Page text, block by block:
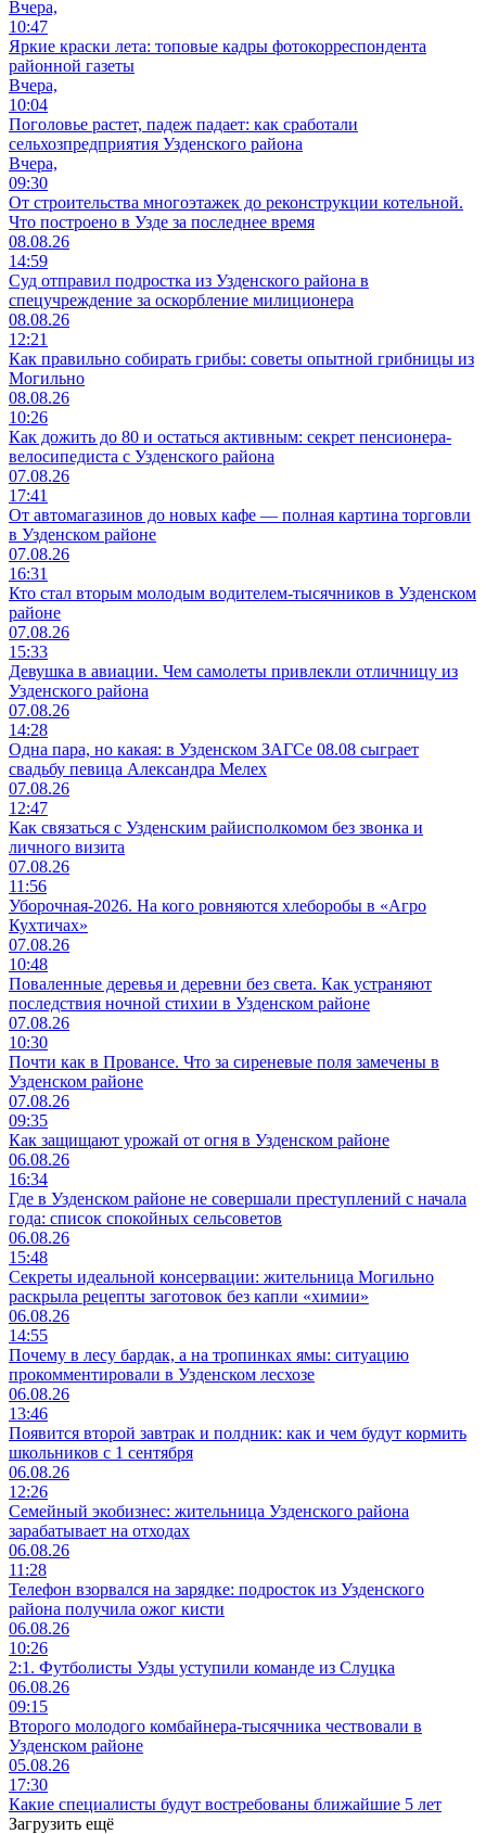
Вчера,
10:47
Яркие краски лета: топовые кадры фотокорреспондента
районной газеты
Вчера,
10:04
Поголовье растет, падеж падает: как сработали
сельхозпредприятия Узденского района
Вчера,
09:30
От строительства многоэтажек до реконструкции котельной.
Что построено в Узде за последнее время
08.08.26
14:59
Суд отправил подростка из Узденского района в
спецучреждение за оскорбление милиционера
08.08.26
12:21
Как правильно собирать грибы: советы опытной грибницы из
Могильно
08.08.26
10:26
Как дожить до 80 и остаться активным: секрет пенсионера-
велосипедиста с Узденского района
07.08.26
17:41
От автомагазинов до новых кафе — полная картина торговли
в Узденском районе
07.08.26
16:31
Кто стал вторым молодым водителем-тысячников в Узденском
районе
07.08.26
15:33
Девушка в авиации. Чем самолеты привлекли отличницу из
Узденского района
07.08.26
14:28
Одна пара, но какая: в Узденском ЗАГСе 08.08 сыграет
свадьбу певица Александра Мелех
07.08.26
12:47
Как связаться с Узденским райисполкомом без звонка и
личного визита
07.08.26
11:56
Уборочная-2026. На кого ровняются хлеборобы в «Агро
Кухтичах»
07.08.26
10:48
Поваленные деревья и деревни без света. Как устраняют
последствия ночной стихии в Узденском районе
07.08.26
10:30
Почти как в Провансе. Что за сиреневые поля замечены в
Узденском районе
07.08.26
09:35
Как защищают урожай от огня в Узденском районе
06.08.26
16:34
Где в Узденском районе не совершали преступлений с начала
года: список спокойных сельсоветов
06.08.26
15:48
Секреты идеальной консервации: жительница Могильно
раскрыла рецепты заготовок без капли «химии»
06.08.26
14:55
Почему в лесу бардак, а на тропинках ямы: ситуацию
прокомментировали в Узденском лесхозе
06.08.26
13:46
Появится второй завтрак и полдник: как и чем будут кормить
школьников с 1 сентября
06.08.26
12:26
Семейный экобизнес: жительница Узденского района
зарабатывает на отходах
06.08.26
11:28
Телефон взорвался на зарядке: подросток из Узденского
района получила ожог кисти
06.08.26
10:26
2:1. Футболисты Узды уступили команде из Слуцка
06.08.26
09:15
Второго молодого комбайнера-тысячника чествовали в
Узденском районе
05.08.26
17:30
Какие специалисты будут востребованы ближайшие 5 лет
Загрузить ещё